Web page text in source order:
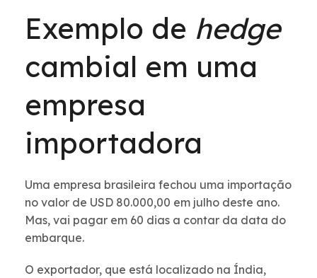
Exemplo de hedge
cambial em uma
empresa
importadora
Uma empresa brasileira fechou uma importação
no valor de USD 80.000,00 em julho deste ano.
Mas, vai pagar em 60 dias a contar da data do
embarque.
O exportador, que está localizado na Índia,